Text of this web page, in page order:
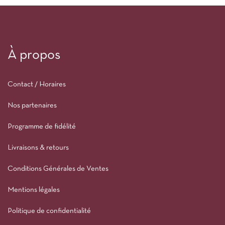
À propos
Contact / Horaires
Nos partenaires
Programme de fidélité
Livraisons & retours
Conditions Générales de Ventes
Mentions légales
Politique de confidentialité